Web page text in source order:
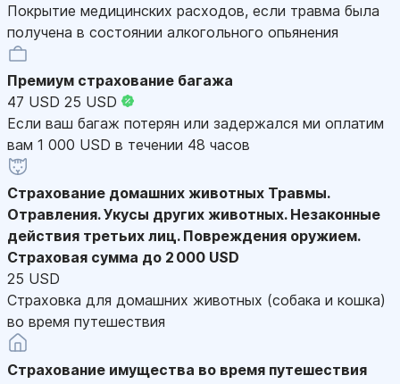
Покрытие медицинских расходов, если травма была
получена в состоянии алкогольного опьянения
Премиум страхование багажа
47 USD 25 USD
Если ваш багаж потерян или задержался ми оплатим
вам 1 000 USD в течении 48 часов
Страхование домашних животных Травмы.
Отравления. Укусы других животных. Незаконные
действия третьих лиц. Повреждения оружием.
Страховая сумма до 2 000 USD
25 USD
Страховка для домашних животных (собака и кошка)
во время путешествия
Страхование имущества во время путешествия